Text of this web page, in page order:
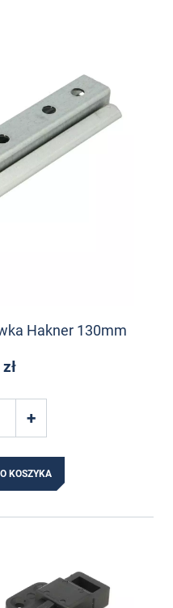
Hakner 130mm
KOSZYKA